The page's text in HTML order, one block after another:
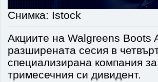
Снимка: Istock
Акциите на Walgreens Boots
разширената сесия в
специализирана компания
тримесечния си дивидент.